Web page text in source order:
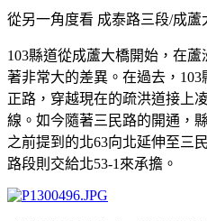
從另一角度看 成泰路三段/成蘆
103縣道從成蘆大橋開始，在
著非常大的差異。在過去，
正路，穿越現在的疏洪道接上
線。如今隨著三民路的開通，
之前提到的北63向北延伸至三
路段則交給北53-1來承擔。